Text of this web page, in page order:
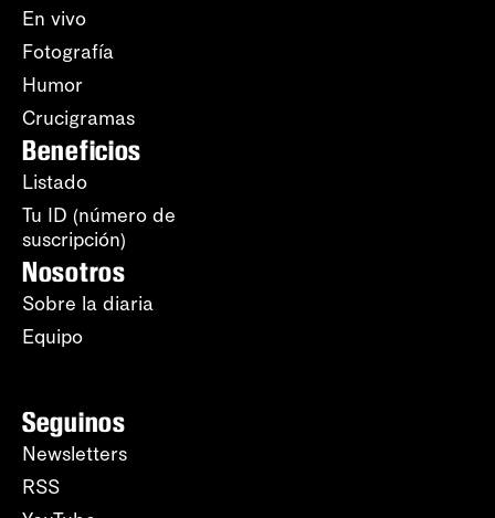
En vivo
Fotografía
Humor
Crucigramas
Beneficios
Listado
Tu ID (número de
suscripción)
Nosotros
Sobre la diaria
Equipo
Seguinos
Newsletters
RSS